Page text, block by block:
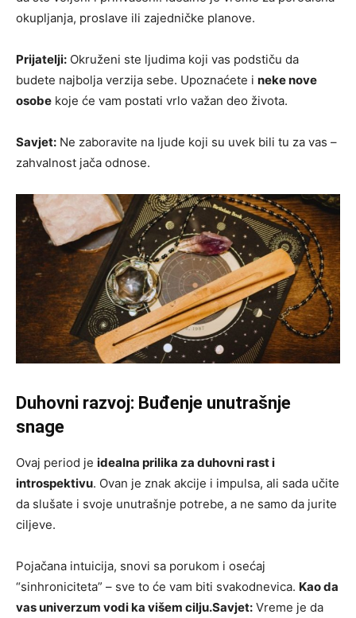
okupljanja, proslave ili zajedničke planove.
Prijatelji: Okruženi ste ljudima koji vas podstiču da
budete najbolja verzija sebe. Upoznaćete i neke nove
osobe koje će vam postati vrlo važan deo života.
Savjet: Ne zaboravite na ljude koji su uvek bili tu za vas –
zahvalnost jača odnose.
Duhovni razvoj: Buđenje unutrašnje
snage
Ovaj period je idealna prilika za duhovni rast i
introspektivu. Ovan je znak akcije i impulsa, ali sada učite
da slušate i svoje unutrašnje potrebe, a ne samo da jurite
ciljeve.
Pojačana intuicija, snovi sa porukom i osećaj
“sinhroniciteta” – sve to će vam biti svakodnevica. Kao da
vas univerzum vodi ka višem cilju.Savjet: Vreme je da